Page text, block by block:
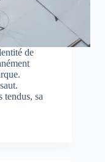
de
tendus, sa